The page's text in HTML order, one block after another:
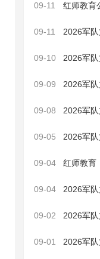
09-11
09-11
09-10
09-09
09-08
09-05
09-04 红师教育
09-04
09-02
09-01